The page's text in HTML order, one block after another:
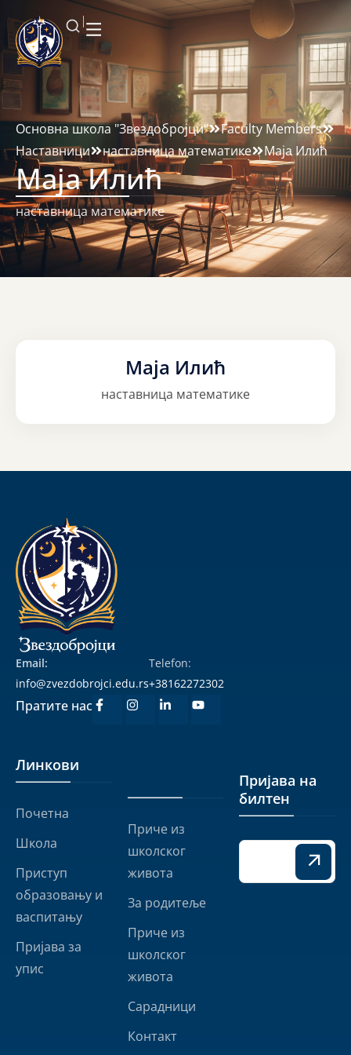
Основна школа "Звездобројци"
Faculty Members
Наставници
наставница математике Маја Илић
Маја Илић
наставница математике
Маја Илић
наставница математике
Email:
info@zvezdobrojci.edu.rs
Telefon:
+38162272302
Пратите нас
Линкови
Почетна
Школа
Приступ
образовању и
васпитању
Пријава за
упис
Приче из
школског
живота
За родитеље
Приче из
школског
живота
Сарадници
Контакт
Пријава на
билтен